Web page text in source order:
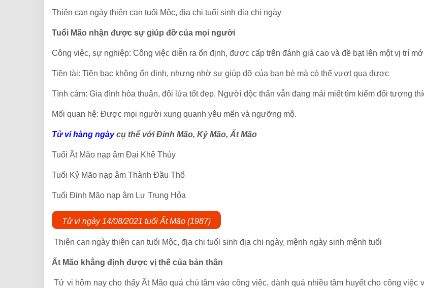
Thiên can ngày thiên can tuổi Mộc, địa chi tuổi sinh địa chi ngày
Tuổi Mão nhận được sự giúp đỡ của mọi người
Công việc, sự nghiệp: Công việc diễn ra ổn định, được cấp trên đánh giá cao và đề bạt lên một vị trí
Tiền tài: Tiền bạc không ổn định, nhưng nhờ sự giúp đỡ của bạn bè mà có thể vượt qua được
Tình cảm: Gia đình hòa thuận, đôi lứa tốt đẹp. Người độc thân vẫn đang mải miết tìm kiếm đối tượng
Mối quan hệ: Được mọi người xung quanh yêu mến và ngưỡng mộ.
Tử vi hàng ngàycụ thể với Đinh Mão, Kỷ Mão, Ất Mão
Tuổi Ất Mão nạp âm Đại Khê Thủy
Tuổi Kỷ Mão nạp âm Thành Đầu Thổ
Tuổi Đinh Mão nạp âm Lư Trung Hỏa
Tử vi ngày 14/08/2021 tuổi Ất Mão (1987)
Thiên can ngày thiên can tuổi Mộc, địa chi tuổi sinh địa chi ngày, mệnh ngày sinh mệnh tuổi
Ất Mão khẳng định được vị thế của bản thân
Tử vi hôm nay cho thấy Ất Mão quá chú tâm vào công việc, dành quá nhiều tâm huyết cho công